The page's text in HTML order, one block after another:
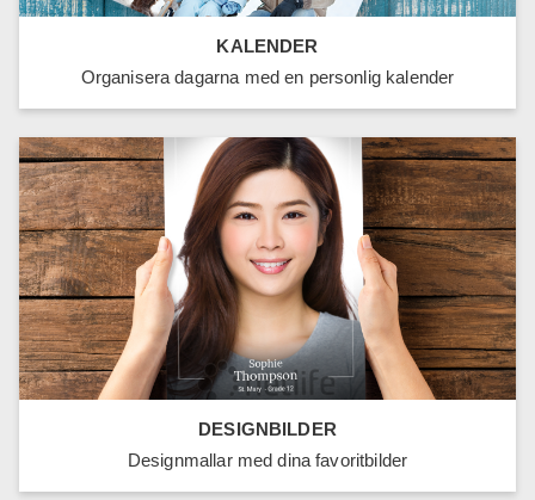
KALENDER
Organisera dagarna med en personlig kalender
DESIGNBILDER
Designmallar med dina favoritbilder